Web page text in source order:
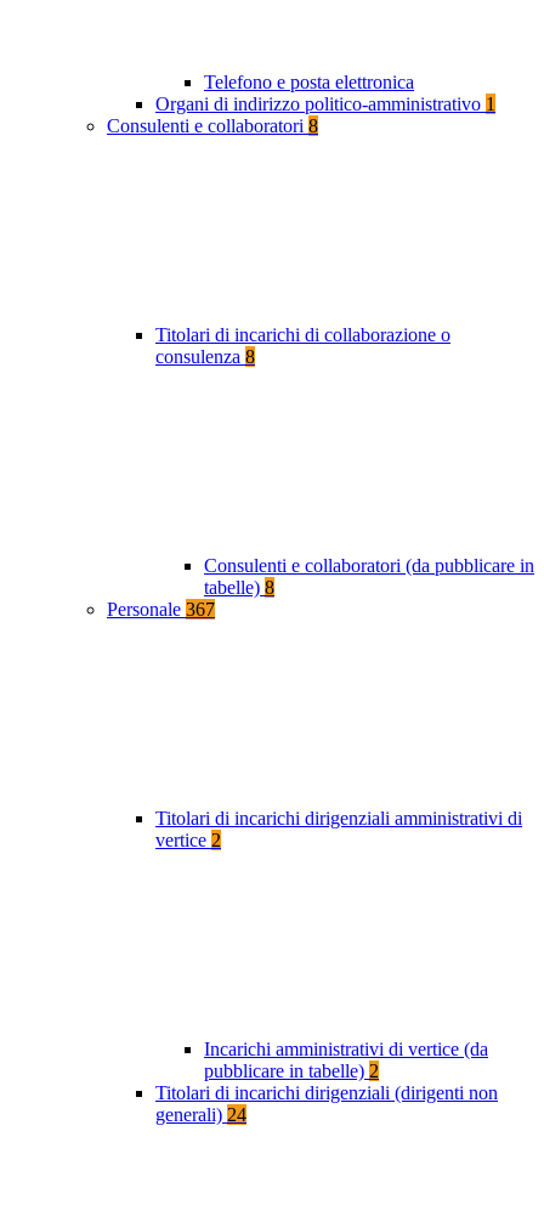
Telefono e posta elettronica
Organi di indirizzo politico-amministrativo 1
Consulenti e collaboratori 8
Titolari di incarichi di collaborazione o
consulenza 8
Consulenti e collaboratori (da pubblicare in
tabelle) 8
Personale 367
Titolari di incarichi dirigenziali amministrativi di
vertice 2
Incarichi amministrativi di vertice (da
pubblicare in tabelle) 2
Titolari di incarichi dirigenziali (dirigenti non
generali) 24